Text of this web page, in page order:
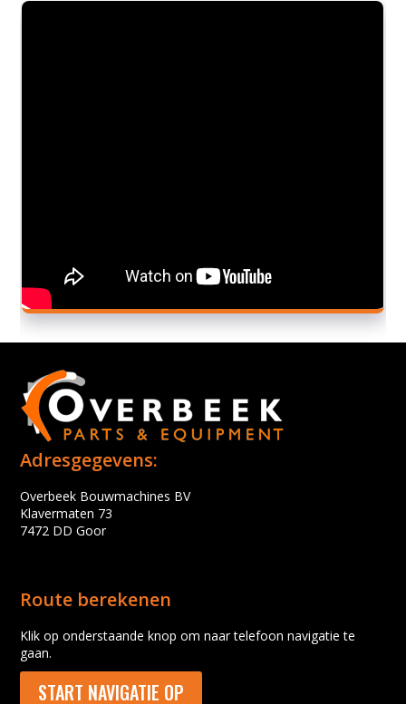
Adresgegevens:
Overbeek Bouwmachines BV
Klavermaten 73
7472 DD Goor
Route berekenen
Klik op onderstaande knop om naar telefoon navigatie te
gaan.
START NAVIGATIE OP